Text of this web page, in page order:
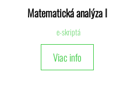
Matematická analýza I
e-skriptá
Viac info